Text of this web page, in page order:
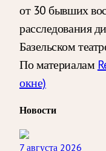
от 30 бывших
расследования
Базельском
По материалам
окне)
Новости
7 августа 2026